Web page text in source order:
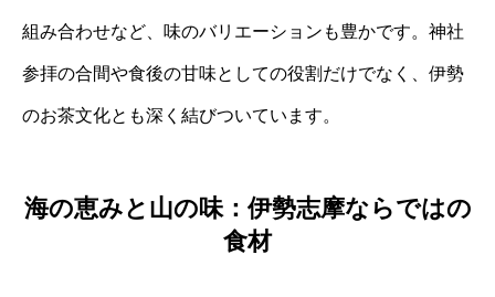
組み合わせなど、味のバリエーションも豊かです。神社
参拝の合間や食後の甘味としての役割だけでなく、伊勢
のお茶文化とも深く結びついています。
海の恵みと山の味：伊勢志摩ならではの
食材